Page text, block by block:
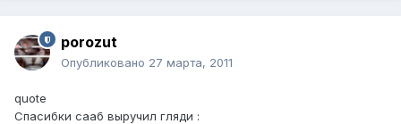
porozut
Опубликовано 27 марта, 2011
quote
Спасибки сааб выручил гляди :